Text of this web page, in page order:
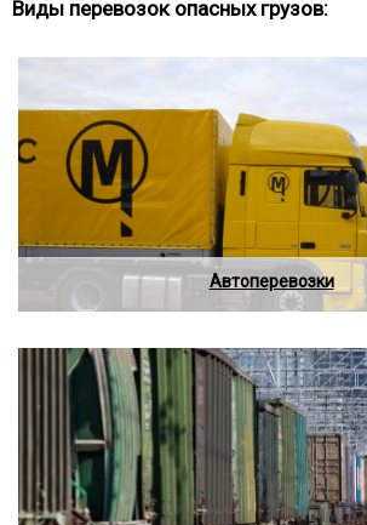
Виды перевозок опасных грузов:
Автоперевозки